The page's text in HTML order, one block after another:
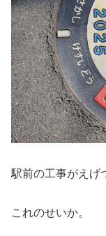
駅前の工事がえげ
これのせいか。